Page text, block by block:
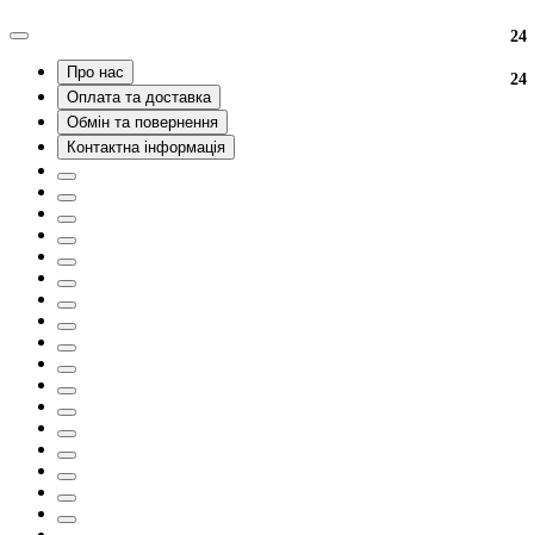
Про нас
Оплата та доставка
Обмін та повернення
Контактна інформація
24
24